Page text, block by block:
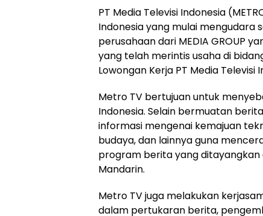
PT Media Televisi Indonesia
Indonesia yang mulai mengudara
perusahaan dari MEDIA GROUP
yang telah merintis usaha di
Lowongan Kerja PT Media Televisi
Metro TV bertujuan untuk
Indonesia. Selain bermuatan
informasi mengenai kemajuan
budaya, dan lainnya guna
program berita yang ditayangkan
Mandarin.
Metro TV juga melakukan
dalam pertukaran berita,